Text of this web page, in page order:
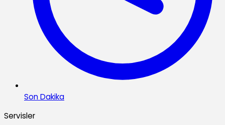
Son Dakika
Servisler